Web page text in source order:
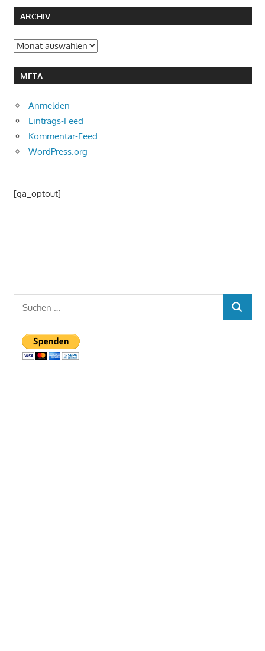
ARCHIV
Archiv
META
Anmelden
Eintrags-Feed
Kommentar-Feed
WordPress.org
[ga_optout]
SUCHEN